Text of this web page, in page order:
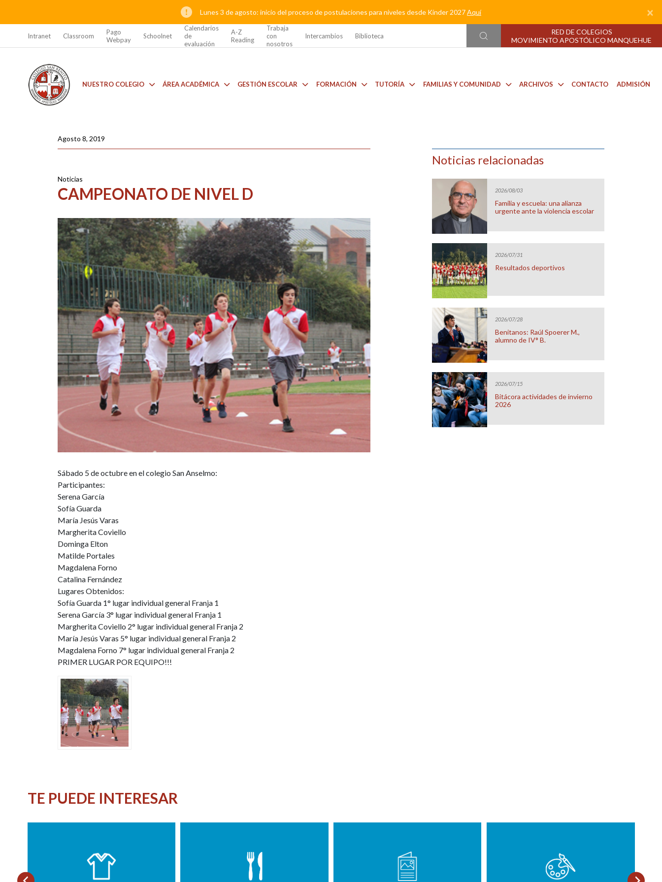
Lunes 3 de agosto: inicio del proceso de postulaciones para niveles desde Kínder 2027Aquí ×
Intranet Classroom
Pago
Webpay
Schoolnet
Calendarios
de
evaluación
A-Z
Reading
Trabaja
con
nosotros
Intercambios Biblioteca
RED DE COLEGIOS
MOVIMIENTO APOSTÓLICO MANQUEHUE
NUESTRO COLEGIO ÁREA ACADÉMICA GESTIÓN ESCOLAR FORMACIÓN TUTORÍA FAMILIAS Y COMUNIDAD ARCHIVOS CONTACTO ADMISIÓN
Agosto 8, 2019
Noticias
CAMPEONATO DE NIVEL D
Sábado 5 de octubre en el colegio San Anselmo:
Participantes:
Serena García
Sofía Guarda
María Jesús Varas
Margherita Coviello
Dominga Elton
Matilde Portales
Magdalena Forno
Catalina Fernández
Lugares Obtenidos:
Sofía Guarda 1° lugar individual general Franja 1
Serena García 3° lugar individual general Franja 1
Margherita Coviello 2° lugar individual general Franja 2
María Jesús Varas 5° lugar individual general Franja 2
Magdalena Forno 7° lugar individual general Franja 2
PRIMER LUGAR POR EQUIPO!!!
Noticias relacionadas
2026/08/03
Familia y escuela: una alianza
urgente ante la violencia escolar
2026/07/31
Resultados deportivos
2026/07/28
Benitanos: Raúl Spoerer M.,
alumno de IV° B.
2026/07/15
Bitácora actividades de invierno
2026
TE PUEDE INTERESAR